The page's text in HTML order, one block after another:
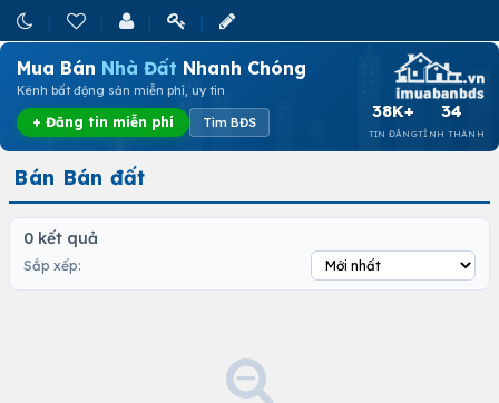
Mua Bán Nhà Đất Nhanh Chóng
Kênh bất động sản miễn phí, uy tín
+ Đăng tin miễn phí Tìm BĐS
38K+
TIN ĐĂNG
34
TỈNH THÀNH
Bán Bán đất
0 kết quả
Sắp xếp: